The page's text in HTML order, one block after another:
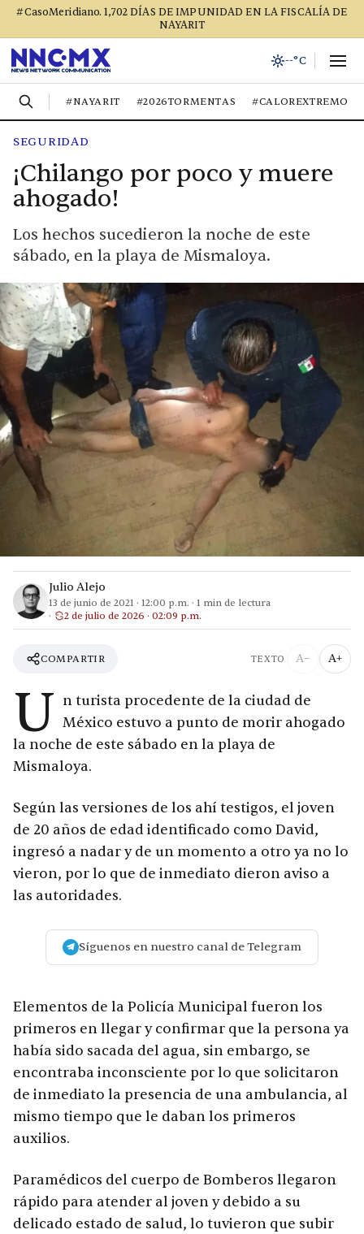
#CasoMeridiano. 1,702 DÍAS DE IMPUNIDAD EN LA FISCALÍA DE
NAYARIT
--°C
#NAYARIT #2026TORMENTAS #CALOREXTREMO
SEGURIDAD
¡Chilango por poco y muere
ahogado!
Los hechos sucedieron la noche de este
sábado, en la playa de Mismaloya.
Julio Alejo
13 de junio de 2021 · 12:00 p.m. · 1 min de lectura
2 de julio de 2026 · 02:09 p.m.
COMPARTIR TEXTO A− A+
U n turista procedente de la ciudad de
México estuvo a punto de morir ahogado
la noche de este sábado en la playa de
Mismaloya.
Según las versiones de los ahí testigos, el joven
de 20 años de edad identificado como David,
ingresó a nadar y de un momento a otro ya no lo
vieron, por lo que de inmediato dieron aviso a
las autoridades.
Síguenos en nuestro canal de Telegram
Elementos de la Policía Municipal fueron los
primeros en llegar y confirmar que la persona ya
había sido sacada del agua, sin embargo, se
encontraba inconsciente por lo que solicitaron
de inmediato la presencia de una ambulancia, al
mismo tiempo que le daban los primeros
auxilios.
Paramédicos del cuerpo de Bomberos llegaron
rápido para atender al joven y debido a su
delicado estado de salud, lo tuvieron que subir